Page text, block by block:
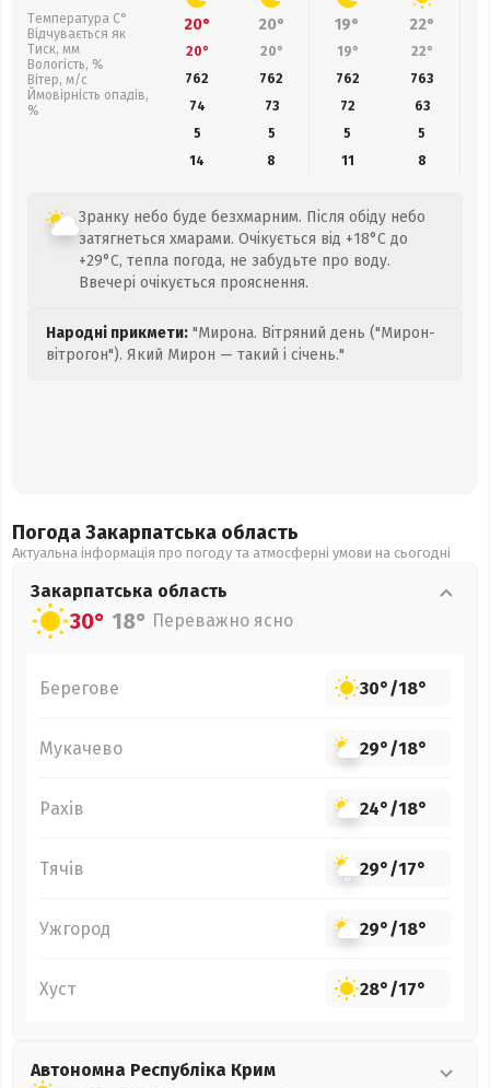
Температура С°
Відчувається як
Тиск, мм
Вологість, %
Вітер, м/с
Ймовірність опадів,
%
20° 20° 19° 22°
20° 20° 19° 22°
762
762 762 763
74
73 72 63
5
5 5
5
14
8 11 8
Зранку небо буде безхмарним. Після обіду небо
затягнеться хмарами. Очікується від +18°C до
+29°C, тепла погода, не забудьте про воду.
Ввечері очікується прояснення.
Народні прикмети: "Мирона. Вітряний день ("Мирон-
вітрогон"). Який Мирон — такий і січень."
Погода Закарпатська область
Актуальна інформація про погоду та атмосферні умови на сьогодні
Закарпатська область
30° 18° Переважно ясно
Берегове 30°/18°
Мукачево 29°/18°
Рахів 24°/18°
Тячів 29°/17°
Ужгород 29°/18°
Хуст 28°/17°
Автономна Республіка Крим